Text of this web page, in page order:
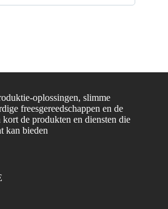
oplossingen, slimme
freesgereedschappen en de
de produkten en diensten die
kan bieden